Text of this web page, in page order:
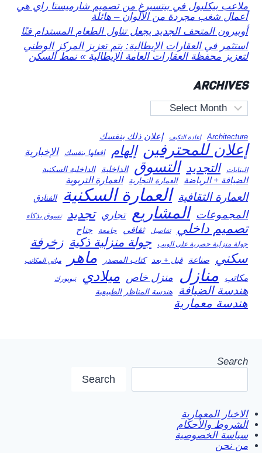
ملاعب بيكلبول في بيتسبرغ من تصميم شارميستا راي هي
أعمال شغب مجردة من الألوان – هائلة
أوبيرون المتحف الجديد يجعل تناول الطعام المستدام فنًا
استثمر في العقارات الإيطالية: يتم تعزيز المركز الوطني
لتعزيز محفظة العقارات العامة الإيطالية » نمط السكن
ARCHIVES
Archives
Architecture إعادة التكيف إعلان ذلك بنفسك
إعلان للمحترفين إلهام افعلها بنفسك الإخبارية
البنايات التجديد التسوق الداخلية الداخلية السكنية
الضيافة + الرياضة العمارة التجارية العمارة التربوية
العمارة الثقافية العمارة السكنية الفنادق
المجموعات المشاريع تجاري تجديد تسوق بذكاء
تصميم داخلي تفاصيل ثقافي جامعة جناح
جولة منزلية حصرية على الويب جولة منزلية ذكية زخرفة
سكني صناعة قبل + بعد كتاب المصدر ماهر مباني المكاتب
مكاتب منازل منزل خاص ميلادي نيويورك
هندسة الضيافة هندسة المناظر الطبيعية
هندسة معمارية
Search
Search
الاخبار المعمارية
الشروط والأحكام
سياسة الخصوصية
من نحن